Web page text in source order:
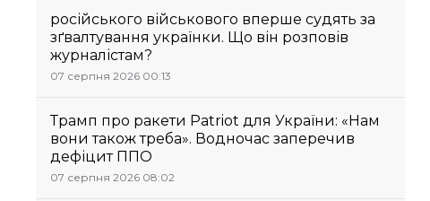
російського військового вперше судять за
зґвалтування українки. Що він розповів
журналістам?
07 серпня 2026 00:13
Трамп про ракети Patriot для України: «Нам
вони також треба». Водночас заперечив
дефіцит ППО
07 серпня 2026 08:02